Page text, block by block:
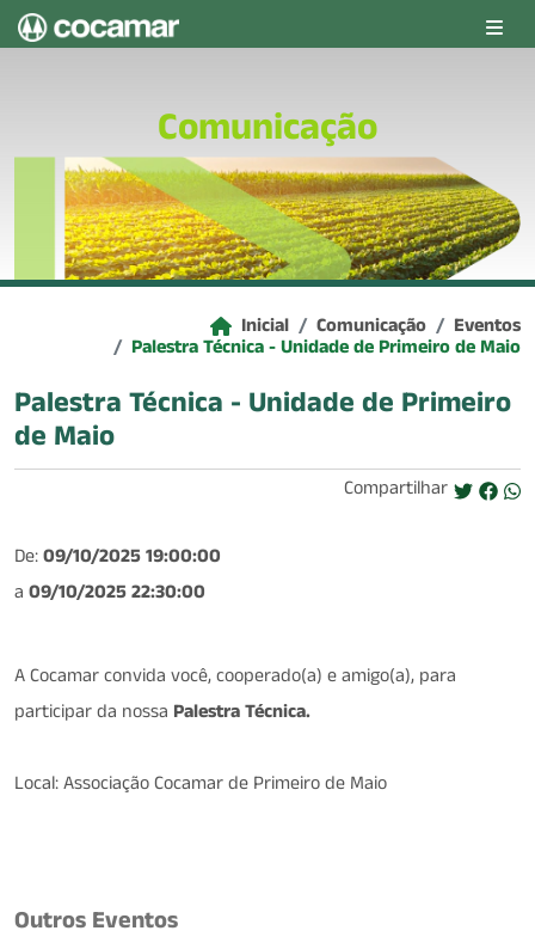
Comunicação
Inicial Comunicação Eventos
Palestra Técnica - Unidade de Primeiro de Maio
Palestra Técnica - Unidade de Primeiro
de Maio
Compartilhar
De:09/10/2025 19:00:00
a 09/10/2025 22:30:00
A Cocamar convida você, cooperado(a) e amigo(a), para
participar da nossa Palestra Técnica.
Local: Associação Cocamar de Primeiro de Maio
Outros Eventos